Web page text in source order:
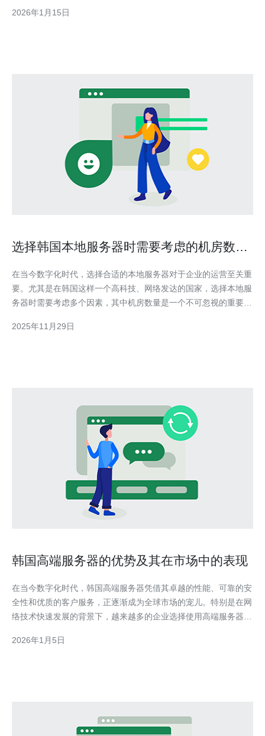
器。首先，服务器维护和运营成本可能过高，尤其是在玩家数量不
2026年1月15日
选择韩国本地服务器时需要考虑的机房数量
在当今数字化时代，选择合适的本地服务器对于企业的运营至关重
要。尤其是在韩国这样一个高科技、网络发达的国家，选择本地服
务器时需要考虑多个因素，其中机房数量是一个不可忽视的重要指
数量因素，并提供详细的操作步骤指南。 1. 了解机房数量的重要
2025年11月29日
韩国高端服务器的优势及其在市场中的表现
在当今数字化时代，韩国高端服务器凭借其卓越的性能、可靠的安
全性和优质的客户服务，正逐渐成为全球市场的宠儿。特别是在网
络技术快速发展的背景下，越来越多的企业选择使用高端服务器来
定性、速度和技术支持方面表现出色，为企业提供了强有力的后
2026年1月5日